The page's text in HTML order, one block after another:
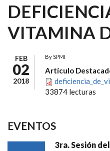
VITAMINA D
FEB
02
2018
BySPMI
Artículo
33874 lecturas
EVENTOS
3ra. Sesión